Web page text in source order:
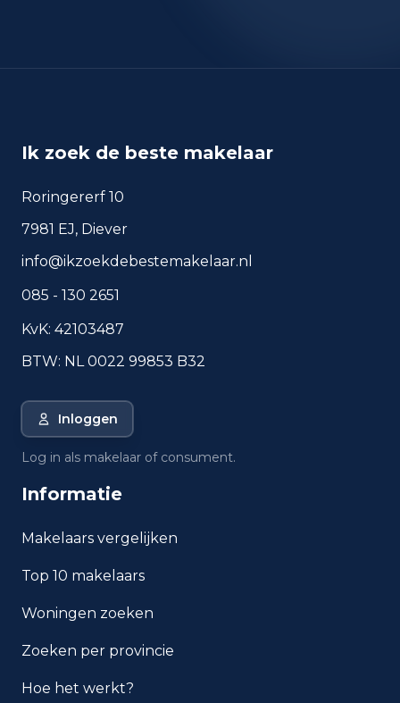
Veelgestelde vragen over
plaatscijfers, handig voor een snelle
Hoeveel inwoners heeft
waarde in Boskoop?
Wat is het gemiddelde
Boskoop?
Hoe veilig is wonen in
Welke woningtypen komen
Ik zoek de beste makelaar
Roringererf 10
7981 EJ, Diever
info@ikzoekdebestemakelaar.nl
085 - 130 2651
KvK: 42103487
BTW: NL 0022 99853 B32
Inloggen
Log in als makelaar of consument.
Informatie
Makelaars vergelijken
Top 10 makelaars
Woningen zoeken
Zoeken per provincie
Hoe het werkt?